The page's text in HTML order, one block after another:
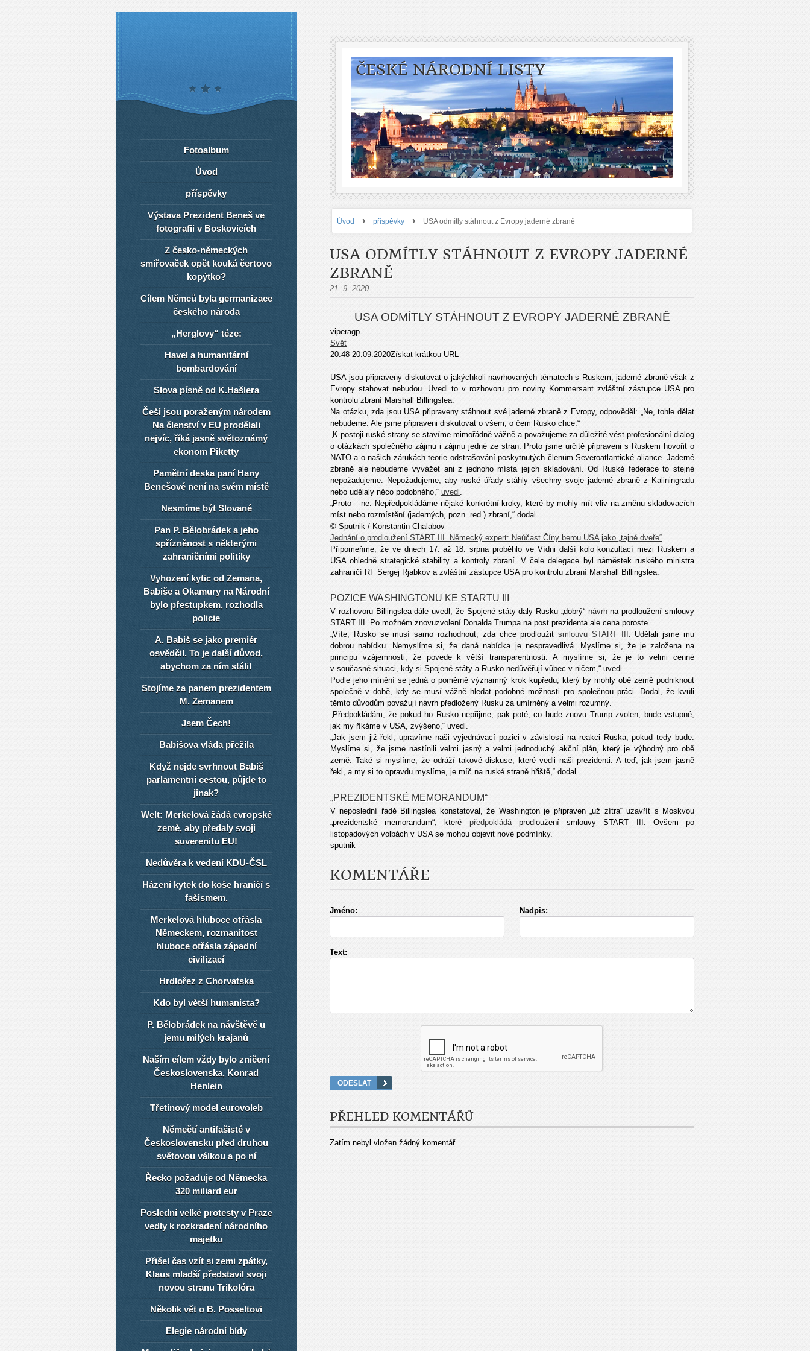
ČESKÉ NÁRODNÍ LISTY
Úvod › příspěvky › USA odmítly stáhnout z Evropy jaderné zbraně
USA ODMÍTLY STÁHNOUT Z EVROPY JADERNÉ
ZBRANĚ
21. 9. 2020
USA ODMÍTLY STÁHNOUT Z EVROPY JADERNÉ ZBRANĚ
viperagp
Svět
20:48 20.09.2020Získat krátkou URL
USA jsou připraveny diskutovat o jakýchkoli navrhovaných tématech s Ruskem, jaderné zbraně však z
Evropy stahovat nebudou. Uvedl to v rozhovoru pro noviny Kommersant zvláštní zástupce USA pro
kontrolu zbraní Marshall Billingslea.
Na otázku, zda jsou USA připraveny stáhnout své jaderné zbraně z Evropy, odpověděl: „Ne, tohle dělat
nebudeme. Ale jsme připraveni diskutovat o všem, o čem Rusko chce.“
„K postoji ruské strany se stavíme mimořádně vážně a považujeme za důležité vést profesionální dialog
o otázkách společného zájmu i zájmu jedné ze stran. Proto jsme určitě připraveni s Ruskem hovořit o
NATO a o našich zárukách teorie odstrašování poskytnutých členům Severoatlantické aliance. Jaderné
zbraně ale nebudeme vyvážet ani z jednoho místa jejich skladování. Od Ruské federace to stejné
nepožadujeme. Nepožadujeme, aby ruské úřady stáhly všechny svoje jaderné zbraně z Kaliningradu
nebo udělaly něco podobného,“ uvedl .
„Proto – ne. Nepředpokládáme nějaké konkrétní kroky, které by mohly mít vliv na změnu skladovacích
míst nebo rozmístění (jaderných, pozn. red.) zbraní,“ dodal.
© Sputnik / Konstantin Chalabov
Jednání o prodloužení START III. Německý expert: Neúčast Číny berou USA jako „tajné dveře“
Připomeňme, že ve dnech 17. až 18. srpna proběhlo ve Vídni další kolo konzultací mezi Ruskem a
USA ohledně strategické stability a kontroly zbraní. V čele delegace byl náměstek ruského ministra
zahraničí RF Sergej Rjabkov a zvláštní zástupce USA pro kontrolu zbraní Marshall Billingslea.
POZICE WASHINGTONU KE STARTU III
V rozhovoru Billingslea dále uvedl, že Spojené státy daly Rusku „dobrý“ návrhna prodloužení smlouvy
START III. Po možném znovuzvolení Donalda Trumpa na post prezidenta ale cena poroste.
„Víte, Rusko se musí samo rozhodnout, zda chce prodloužitsmlouvu START III . Udělali jsme mu
dobrou nabídku. Nemyslíme si, že daná nabídka je nespravedlivá. Myslíme si, že je založena na
principu vzájemnosti, že povede k větší transparentnosti. A myslíme si, že je to velmi cenné
v současné situaci, kdy si Spojené státy a Rusko nedůvěřují vůbec v ničem,“ uvedl.
Podle jeho mínění se jedná o poměrně významný krok kupředu, který by mohly obě země podniknout
společně v době, kdy se musí vážně hledat podobné možnosti pro společnou práci. Dodal, že kvůli
těmto důvodům považují návrh předložený Rusku za umírněný a velmi rozumný.
„Předpokládám, že pokud ho Rusko nepřijme, pak poté, co bude znovu Trump zvolen, bude vstupné,
jak my říkáme v USA, zvýšeno,“ uvedl.
„Jak jsem již řekl, upravíme naši vyjednávací pozici v závislosti na reakci Ruska, pokud tedy bude.
Myslíme si, že jsme nastínili velmi jasný a velmi jednoduchý akční plán, který je výhodný pro obě
země. Také si myslíme, že odráží takové diskuse, které vedli naši prezidenti. A teď, jak jsem jasně
řekl, a my si to opravdu myslíme, je míč na ruské straně hřiště,“ dodal.
„PREZIDENTSKÉ MEMORANDUM“
V neposlední řadě Billingslea konstatoval, že Washington je připraven „už zítra“ uzavřít s Moskvou
„prezidentské memorandum“, které předpokládáprodloužení smlouvy START III. Ovšem po
listopadových volbách v USA se mohou objevit nové podmínky.
sputnik
KOMENTÁŘE
Jméno: Nadpis:
Text:
PŘEHLED KOMENTÁŘŮ
Zatím nebyl vložen žádný komentář
Fotoalbum
Úvod
příspěvky
Výstava Prezident Beneš ve
fotografii v Boskovicích
Z česko-německých
smiřovaček opět kouká čertovo
kopýtko?
Cílem Němců byla germanizace
českého národa
„Herglovy“ téze:
Havel a humanitární
bombardování
Slova písně od K.Hašlera
Češi jsou poraženým národem
Na členství v EU prodělali
nejvíc, říká jasně světoznámý
ekonom Piketty
Pamětní deska paní Hany
Benešové není na svém místě
Nesmíme být Slované
Pan P. Bělobrádek a jeho
spřízněnost s některými
zahraničními politiky
Vyhození kytic od Zemana,
Babiše a Okamury na Národní
bylo přestupkem, rozhodla
policie
A. Babiš se jako premiér
osvědčil. To je další důvod,
abychom za ním stáli!
Stojíme za panem prezidentem
M. Zemanem
Jsem Čech!
Babišova vláda přežila
Když nejde svrhnout Babiš
parlamentní cestou, půjde to
jinak?
Welt: Merkelová žádá evropské
země, aby předaly svoji
suverenitu EU!
Nedůvěra k vedení KDU-ČSL
Házení kytek do koše hraničí s
fašismem.
Merkelová hluboce otřásla
Německem, rozmanitost
hluboce otřásla západní
civilizací
Hrdlořez z Chorvatska
Kdo byl větší humanista?
P. Bělobrádek na návštěvě u
jemu milých krajanů
Naším cílem vždy bylo zničení
Československa, Konrad
Henlein
Třetinový model eurovoleb
Němečtí antifašisté v
Československu před druhou
světovou válkou a po ní
Řecko požaduje od Německa
320 miliard eur
Poslední velké protesty v Praze
vedly k rozkradení národního
majetku
Přišel čas vzít si zemi zpátky,
Klaus mladší představil svoji
novou stranu Trikolóra
Několik vět o B. Posseltovi
Elegie národní bídy